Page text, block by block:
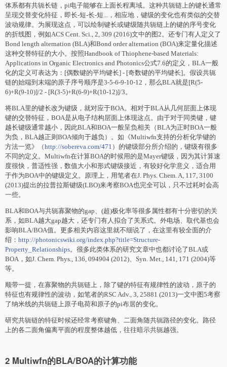
体系都有共轭长链，pi电子能够在上面长程离域。这种共轭链上的键长通常
呈现交替变化特征，即长-短-长-短...，相应地，键级的变化也有类似的交替
波动规律。为展现这点，可以绘制键长或键级随共轭链上的键的序号变化
的折线图，例如ACS Cent. Sci., 2, 309 (2016)文中的图2。还专门有人定义了
Bond length alternation (BLA)和Bond order alternation (BOA)来定量化描述
这种交替特征的大小。按照Handbook of Thiophene-based Materials:
Applications in Organic Electronics and Photonics公式7.6的定义，BLA一般
化的定义可表达为：[偶数键的平均键长] - [奇数键的平均键长]。假设共轭
链的始端到末端的原子序号顺序是3-5-6-9-10-12，那么BLA就是[R(5-
6)+R(9-10)]/2 - [R(3-5)+R(6-9)+R(10-12)]/3。
将BLA里的键长改为键级，就对应于BOA。相对于BLA从几何层面上体现
键的交替特征，BOA是从电子结构层面上体现这点。由于对于同类键，键
越长键级通常越小，因此BLA和BOA一般呈负相关（BLA为正时BOA一般
为负，BLA越正则BOA倾向于越负）。如《Multiwfn支持的分析化学键的
方法一览》（http://sobereva.com/471 ）的键级部分所介绍的，键级有很多
不同的定义。Multiwfn在计算BOA的时候用的是Mayer键级，因为其计算速
度很快，普适性强，数值大小和形式键级接近，有较好化学意义，适合用
于作为BOA中的键级定义。原理上，用笔者在J. Phys. Chem. A, 117, 3100
(2013)提出的拉普拉斯键级(LBO)来考察BOA也完全可以，只不过耗时会高
一些。
BLA和BOA与共轭寡聚物的gap、(超)极化率等很多属性都有十分密切的关
系，如BLA越大gap越大，还专门有人拟合了关系式。外电场、取代基也会
影响BLA/BOA值。更多相关内容这里就不细说了，在这里有较全面的介
绍： http://photonicswiki.org/index.php?title=Structure-
Property_Relationships。很多此类体系的研究文章中也都讨论了BLA或
BOA，如J. Chem. Phys., 136, 094904 (2012)、Syn. Met., 141, 171 (2004)等
等。
顺带一提，在寡聚物的共轭链上，除了键的特征有规律性的波动，原子的
特征也有规律性的波动，如笔者的RSC Adv., 3, 25881 (2013)一文中图5考察
了纳米线的共轭链上原子电荷和原子的pi布居的变化。
研究共轭链的特征时候还经常考察键角、二面角随共轭路径的变化。路径
上的各二面角偏离平面的程度整体越低，往往暗示共轭越强。
2 Multiwfn的BLA/BOA的计算功能